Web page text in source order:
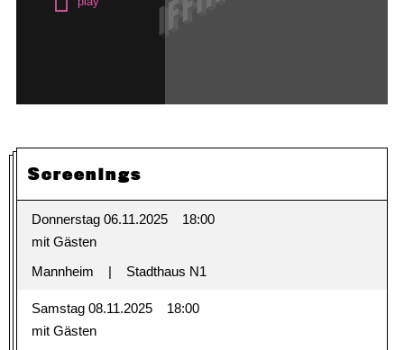
Screenings
Donnerstag 06.11.2025
18:00
mit Gästen
Mannheim
Stadthaus N1
Samstag 08.11.2025
18:00
mit Gästen